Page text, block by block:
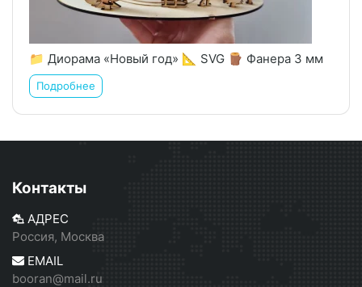
📁 Диорама «Новый год» 📐 SVG 🪵 Фанера 3 мм
Подробнее
Контакты
АДРЕС
Россия, Москва
EMAIL
booran@mail.ru